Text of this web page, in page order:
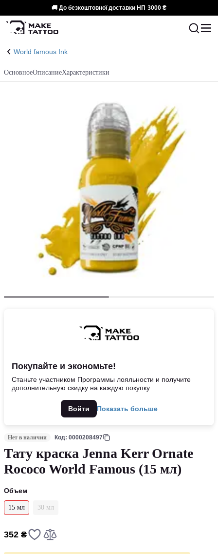
🚚 До безкоштовної доставки НП 3000 ₴
World famous Ink
ОсновноеОписаниеХарактеристики
Покупайте и экономьте!
Станьте участником Программы лояльности и получите
дополнительную скидку на каждую покупку
Войти Показать больше
Нет в наличии Код: 0000208497
Тату краска Jenna Kerr Ornate
Rococo World Famous (15 мл)
Объем
15 мл 30 мл
352 ₴